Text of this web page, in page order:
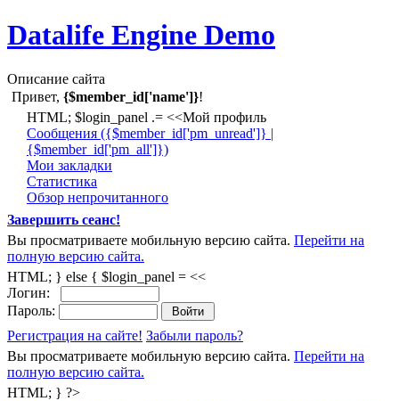
Datalife Engine Demo
Описание сайта
Привет, {$member_id['name']}!
HTML; $login_panel .= <<Мой профиль
Cообщения ({$member_id['pm_unread']} |
{$member_id['pm_all']})
Мои закладки
Статистика
Обзор непрочитанного
Завершить сеанс!
Вы просматриваете мобильную версию сайта. Перейти на
полную версию сайта.
HTML; } else { $login_panel = <<
Логин:
Пароль:
Регистрация на сайте! Забыли пароль?
Вы просматриваете мобильную версию сайта. Перейти на
полную версию сайта.
HTML; } ?>